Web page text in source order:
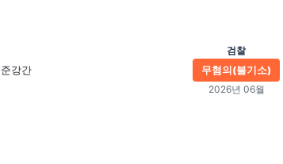
준강간
검찰
무혐의(불기소)
2026년 06월